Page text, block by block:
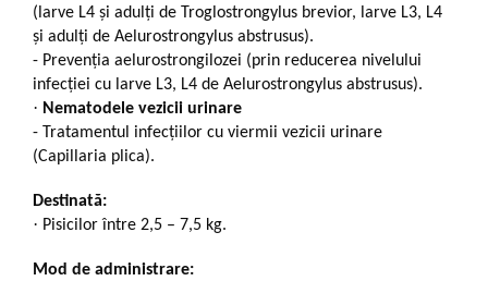
(larve L4 și adulți de Troglostrongylus brevior, larve L3, L4
și adulți de Aelurostrongylus abstrusus).
- Prevenția aelurostrongilozei (prin reducerea nivelului
infecției cu larve L3, L4 de Aelurostrongylus abstrusus).
· Nematodele vezicii urinare
- Tratamentul infecţiilor cu viermii vezicii urinare
(Capillaria plica).
Destinată:
· Pisicilor între 2,5 – 7,5 kg.
Mod de administrare: